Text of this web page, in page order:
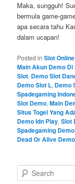
Maka, sungguh!
bermula game-
apa secara tahu
dalam ucapan!
Posted in Slot Online
Main Akun Demo Di
Slot, Demo Slot
Demo Slot L, Demo
Spadegaming
Slot Demo,Main
Situs Togel Yang
Demo Idn Play,Slot
Spadegaming
Dead Or Alive
e